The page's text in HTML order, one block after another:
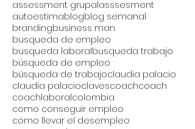
assessment grupalasssesment
autoestimablogblog semanal
brandingbusiness man
busqueda de empleo
busqueda laboralbusqueda trabajo
búsqueda de empleo
búsqueda de trabajoclaudia palacio
claudia palacioclavescoachcoach
coachlaboralcolombia
como conseguir empleo
como llevar el desempleo